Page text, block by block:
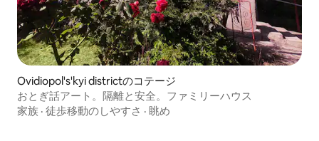
Ovidiopol's'kyi districtのコテージ
おとぎ話アート。隔離と安全。ファミリーハウス
家族 · 徒歩移動のしやすさ · 眺め